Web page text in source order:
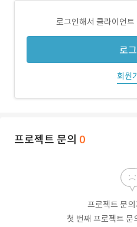
로그인해서 클라이언
로
회원
프로젝트 문의 0
프로젝트 문
첫 번째 프로젝트 문